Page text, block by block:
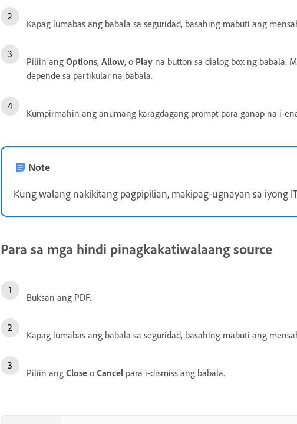
Kapag lumabas ang babala sa seguridad, basahing mabuti ang
Piliin ang Options, Allow, o Play na button sa dialog box ng babala.
depende sa partikular na babala.
Kumpirmahin ang anumang karagdagang prompt para ganap na i-
Note
Kung walang nakikitang pagpipilian, makipag-ugnayan sa iyong
Para sa mga hindi pinagkakatiwalaang source
Buksan ang PDF.
Kapag lumabas ang babala sa seguridad, basahing mabuti ang
Piliin ang Close o Cancel para i-dismiss ang babala.